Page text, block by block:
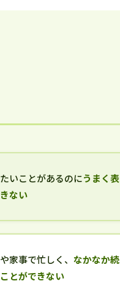
いことがあるのにうまく表
ない
家事で忙しく、なかなか続
とができない